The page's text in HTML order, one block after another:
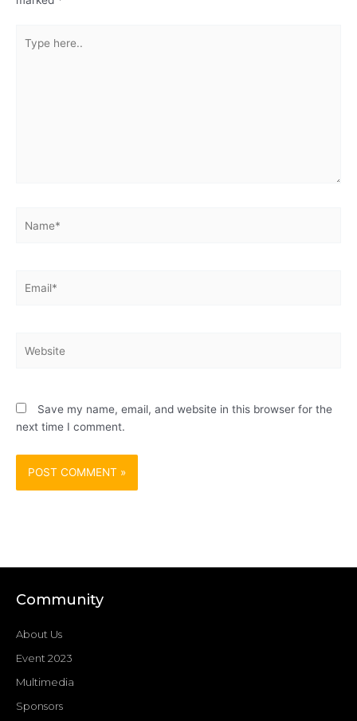
here..
Save my name, email, and website in this browser for the
next time I comment.
Community
About Us
Event 2023
Multimedia
Sponsors